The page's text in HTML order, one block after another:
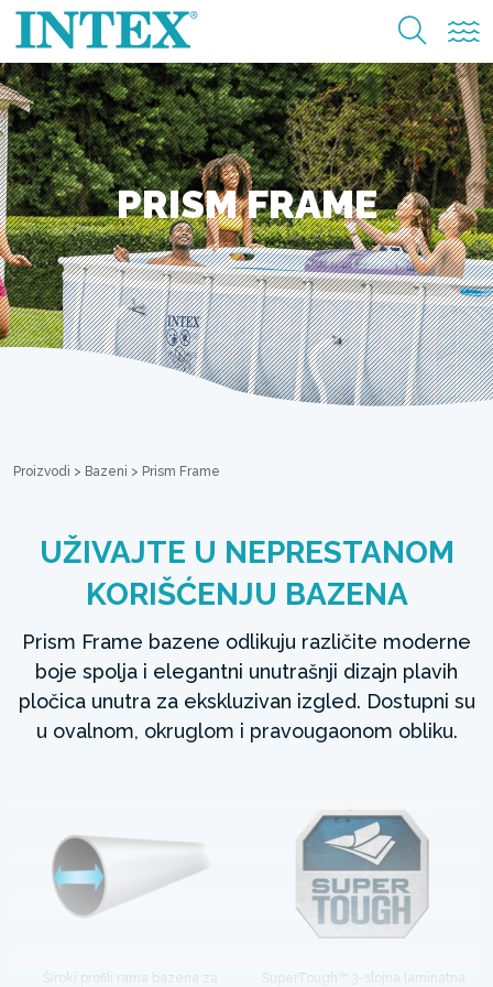
PRISM FRAME
Proizvodi > Bazeni > Prism Frame
UŽIVAJTE U NEPRESTANOM
KORIŠĆENJU BAZENA
Prism Frame bazene odlikuju različite moderne
boje spolja i elegantni unutrašnji dizajn plavih
pločica unutra za ekskluzivan izgled. Dostupni su
u ovalnom, okruglom i pravougaonom obliku.
Široki profili rama bazena za
SuperTough™ 3-slojna laminatna